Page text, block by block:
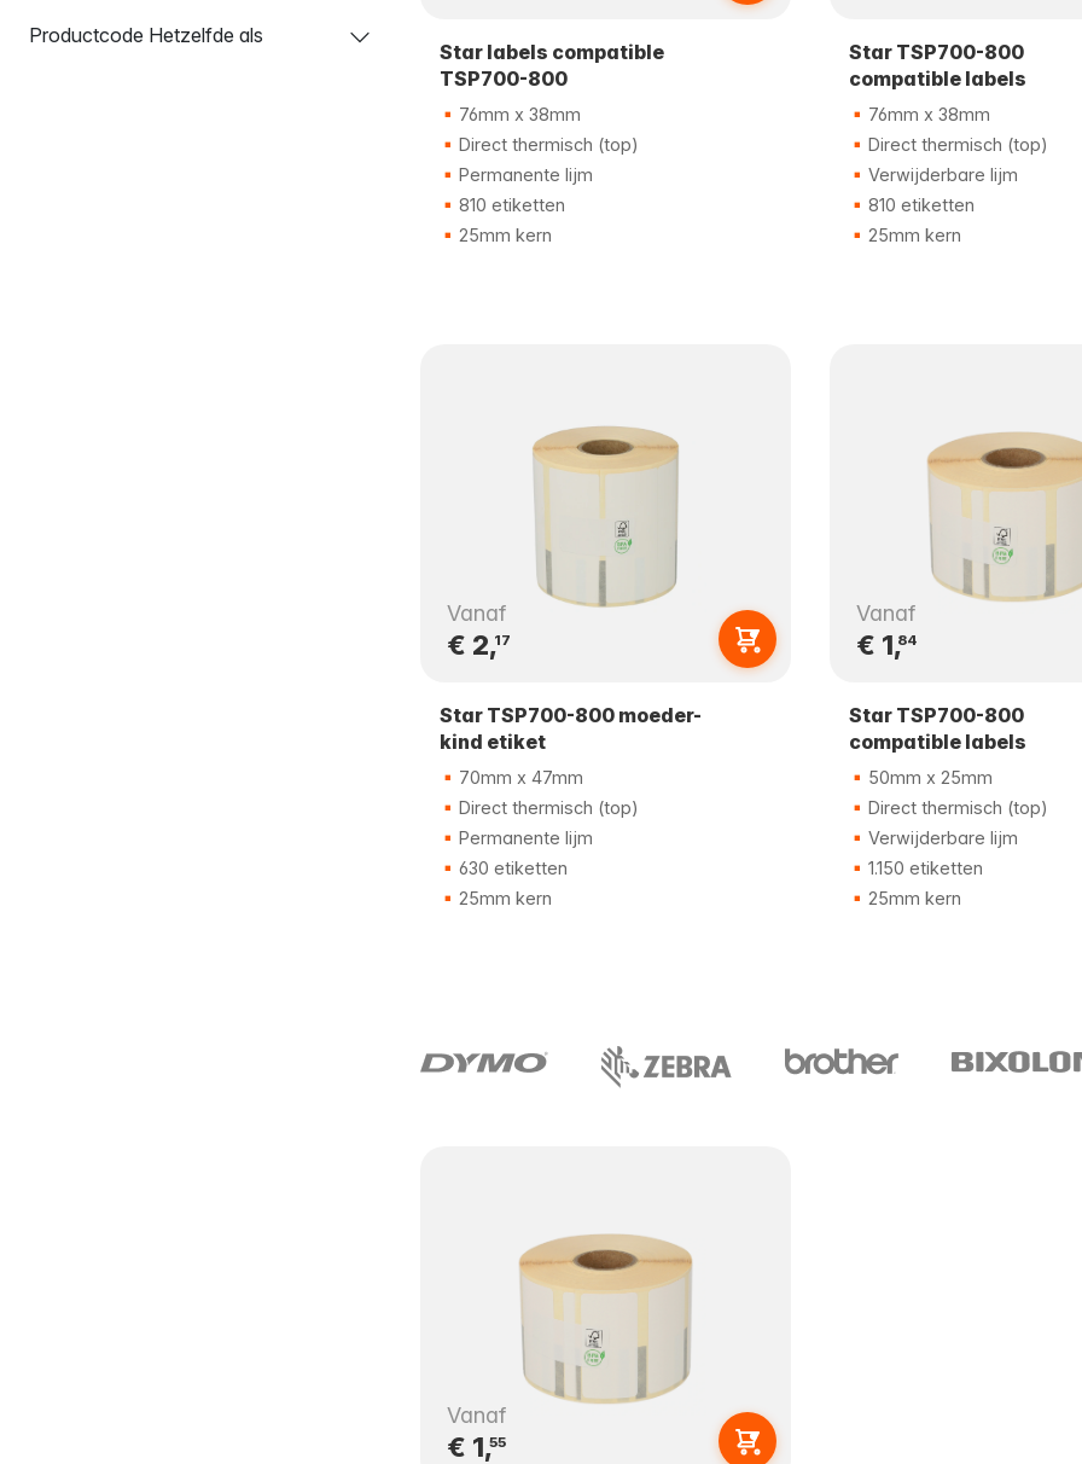
Productcode Hetzelfde als
Star labels compatible
TSP700-800
76mm x 38mm
Direct thermisch (top)
Permanente lijm
810 etiketten
25mm kern
Star TSP700-800
compatible labels
76mm x 38mm
Direct thermisch (top)
Verwijderbare lijm
810 etiketten
25mm kern
Vanaf
€ 2,17
Star TSP700-800 moeder-
kind etiket
70mm x 47mm
Direct thermisch (top)
Permanente lijm
630 etiketten
25mm kern
Vanaf
€ 1,84
Star TSP700-800
compatible labels
50mm x 25mm
Direct thermisch (top)
Verwijderbare lijm
1.150 etiketten
25mm kern
Vanaf
€ 1,55